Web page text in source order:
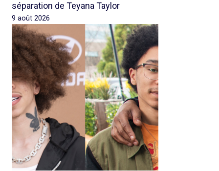
séparation de Teyana Taylor
9 août 2026